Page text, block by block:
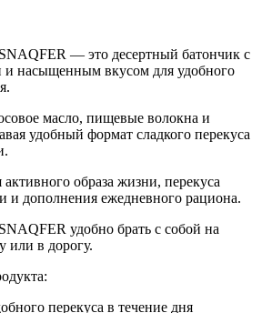
— это десертный батончик с
насыщенным вкусом для удобного
масло, пищевые волокна и
удобный формат сладкого перекуса
образа жизни, перекуса
дополнения ежедневного рациона.
удобно брать с собой на
или в дорогу.
перекуса в течение дня